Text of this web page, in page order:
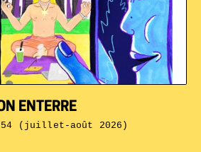
ENTERRE
(juillet-août 2026)